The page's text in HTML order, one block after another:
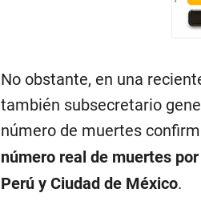
No obstante, en una
también subsecretario
número de muertes
número real de muertes
Perú y Ciudad de México.